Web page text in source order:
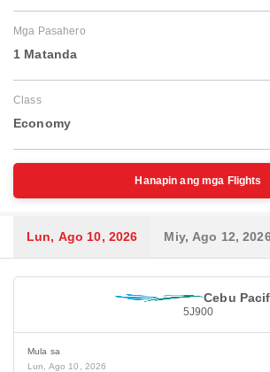
Mga Pasahero
1 Matanda
Class
Economy
Hanapin ang mga Flights
Lun, Ago 10, 2026 Miy, Ago 12,
Cebu
5J900
Mula sa
Lun, Ago 10, 2026